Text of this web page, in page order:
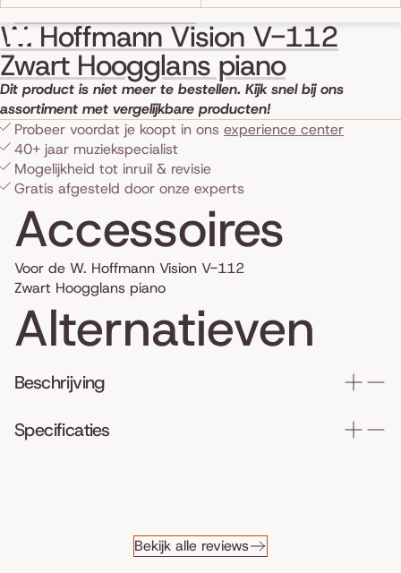
Skip to product information
W. Hoffmann Vision V-112
Zwart Hoogglans piano
Dit product is niet meer te bestellen. Kijk snel bij ons
assortiment met vergelijkbare producten!
Probeer voordat je koopt in ons experience center
40+ jaar muziekspecialist
Mogelijkheid tot inruil & revisie
Gratis afgesteld door onze experts
Accessoires
Voor de W. Hoffmann Vision V-112
Zwart Hoogglans piano
Alternatieven
Beschrijving
Specificaties
Bekijk alle reviews